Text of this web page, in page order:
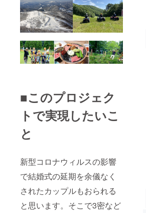
■このプロジェク
トで実現したいこ
と
新型コロナウィルスの影響
で結婚式の延期を余儀なく
されたカップルもおられる
と思います。そこで3密など